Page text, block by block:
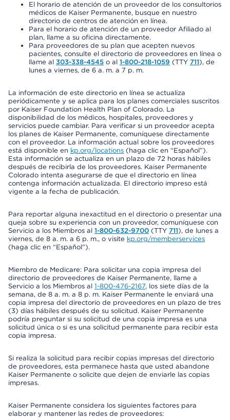
El horario de atención de un proveedor de los consultorios
médicos de Kaiser Permanente, busque en nuestro
directorio de centros de atención en línea.
Para el horario de atención de un proveedor Afiliado al
plan, llame a su oficina directamente.
Para proveedores de su plan que acepten nuevos
pacientes, consulte el directorio de proveedores en línea o
llame al 303-338-4545 o al 1-800-218-1059 (TTY 711), de
lunes a viernes, de 6 a. m. a 7 p. m.
La información de este directorio en línea se actualiza
periódicamente y se aplica para los planes comerciales suscritos
por Kaiser Foundation Health Plan of Colorado. La
disponibilidad de los médicos, hospitales, proveedores y
servicios puede cambiar. Para verificar si un proveedor acepta
los planes de Kaiser Permanente, comuníquese directamente
con el proveedor. La información actual sobre los proveedores
está disponible en kp.org/locations (haga clic en “Español”).
Esta información se actualiza en un plazo de 72 horas hábiles
después de recibirla de los proveedores. Kaiser Permanente
Colorado intenta asegurarse de que el directorio en línea
contenga información actualizada. El directorio impreso está
vigente a la fecha de publicación.
Para reportar alguna inexactitud en el directorio o presentar una
queja sobre su experiencia con un proveedor, comuníquese con
Servicio a los Miembros al 1-800-632-9700 (TTY 711), de lunes a
viernes, de 8 a. m. a 6 p. m., o visite kp.org/memberservices
(haga clic en “Español”).
Miembro de Medicare: Para solicitar una copia impresa del
directorio de proveedores de Kaiser Permanente, llame a
Servicio a los Miembros al 1-800-476-2167, los siete días de la
semana, de 8 a. m. a 8 p. m. Kaiser Permanente le enviará una
copia impresa del directorio de proveedores en un plazo de tres
(3) días hábiles después de su solicitud. Kaiser Permanente
podría preguntar si su solicitud de una copia impresa es una
solicitud única o si es una solicitud permanente para recibir esta
copia impresa.
Si realiza la solicitud para recibir copias impresas del directorio
de proveedores, esta permanece hasta que usted abandone
Kaiser Permanente o solicite que dejen de enviarle las copias
impresas.
Kaiser Permanente considera los siguientes factores para
elaborar y mantener las redes de proveedores: